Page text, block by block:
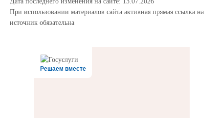
При использовании материалов сайта активная прямая ссылка на
источник обязательна
Решаем вместе